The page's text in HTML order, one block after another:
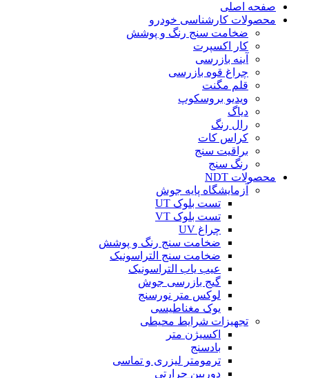
صفحه اصلی
محصولات کارشناسی خودرو
ضخامت سنج رنگ و پوشش
کار اکسپرت
آینه بازرسی
چراغ قوه بازرسی
قلم مگنت
ویدیو بروسکوپ
دیاگ
رال رنگ
کراس کات
براقیت سنج
رنگ سنج
محصولات NDT
آزمایشگاه پایه جوش
تست بلوک UT
تست بلوک VT
چراغ UV
ضخامت سنج رنگ و پوشش
ضخامت سنج التراسونیک
عیب یاب التراسونیک
گیج بازرسی جوش
لوکس متر نورسنج
یوک مغناطیسی
تجهیزات شرایط محیطی
اکسیژن متر
بادسنج
ترمومتر لیزری و تماسی
دوربین حرارتی